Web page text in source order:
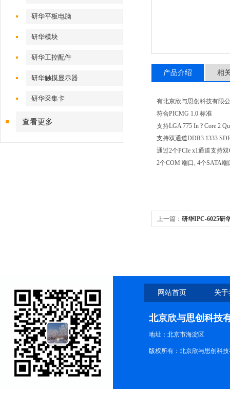
研华平板电脑
研华模块
研华工控配件
研华触摸显示器
研华采集卡
查看更多
产品介绍 相
有北京欣与思创科技有限
符合PICMG 1.0 标准
支持LGA 775 In ? Core 2
支持双通道DDR3 1333
通过2个PCIe x1通道支持
2个COM 端口, 4个SATA
上一篇： 研华IPC-6025研
网站首页 关
北京欣与思创科技
地址：北京市海淀区
版权所有：北京欣与思创科